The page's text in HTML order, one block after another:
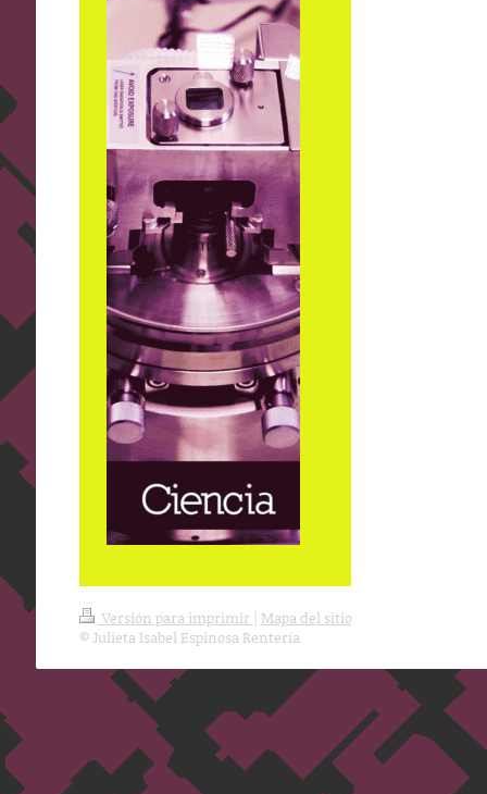
Versión para imprimir
Mapa del sitio
© Julieta Isabel Espinosa Rentería